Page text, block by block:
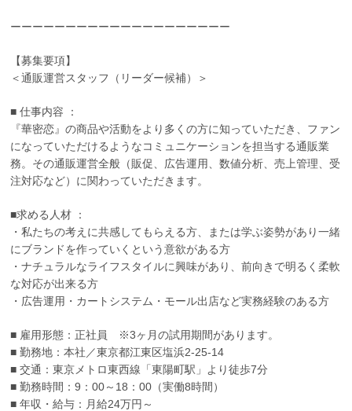
ーーーーーーーーーーーーーーーーーーーー
【募集要項】
＜通販運営スタッフ（リーダー候補）＞
■ 仕事内容 ：
『華密恋』の商品や活動をより多くの方に知っていただき、ファン
になっていただけるようなコミュニケーションを担当する通販業
務。その通販運営全般（販促、広告運用、数値分析、売上管理、受
注対応など）に関わっていただきます。
■求める人材 ：
・私たちの考えに共感してもらえる方、または学ぶ姿勢があり一緒
にブランドを作っていくという意欲がある方
・ナチュラルなライフスタイルに興味があり、前向きで明るく柔軟
な対応が出来る方
・広告運用・カートシステム・モール出店など実務経験のある方
■ 雇用形態：正社員 ※3ヶ月の試用期間があります。
■ 勤務地：本社／東京都江東区塩浜2-25-14
■ 交通：東京メトロ東西線「東陽町駅」より徒歩7分
■ 勤務時間：9：00～18：00（実働8時間）
■ 年収・給与：月給24万円～